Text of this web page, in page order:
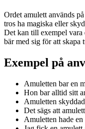
Ordet amulett används
tros ha magiska eller
Det kan till exempel vara
bär med sig för att skapa
Exempel på
Amuletten bar en
Hon bar alltid sitt
Amuletten
Det sägs att
Amuletten hade en